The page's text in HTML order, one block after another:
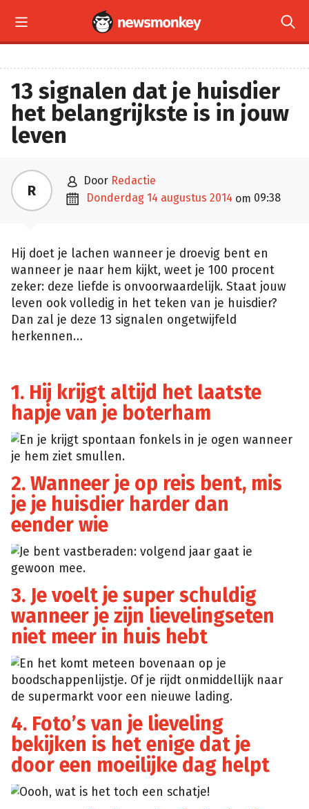
 
13 signalen dat je huisdier
het belangrijkste is in jouw
leven
R  door Redactie
 donderdag 14 augustus 2014 om 09:38
Hij doet je lachen wanneer je droevig bent en
wanneer je naar hem kijkt, weet je 100 procent
zeker: deze liefde is onvoorwaardelijk. Staat jouw
leven ook volledig in het teken van je huisdier?
Dan zal je deze 13 signalen ongetwijfeld
herkennen…
1. Hij krijgt altijd het laatste
hapje van je boterham
En je krijgt spontaan fonkels in je ogen wanneer
je hem ziet smullen.
2. Wanneer je op reis bent, mis
je je huisdier harder dan
eender wie
Je bent vastberaden: volgend jaar gaat ie
gewoon mee.
3. Je voelt je super schuldig
wanneer je zijn lievelingseten
niet meer in huis hebt
En het komt meteen bovenaan op je
boodschappenlijstje. Of je rijdt onmiddellijk naar
de supermarkt voor een nieuwe lading.
4. Foto’s van je lieveling
bekijken is het enige dat je
door een moeilijke dag helpt
Oooh, wat is het toch een schatje!